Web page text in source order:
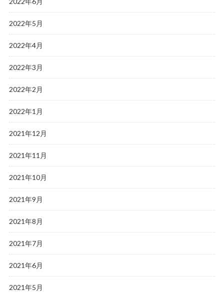
2022年5月
2022年4月
2022年3月
2022年2月
2022年1月
2021年12月
2021年11月
2021年10月
2021年9月
2021年8月
2021年7月
2021年6月
2021年5月